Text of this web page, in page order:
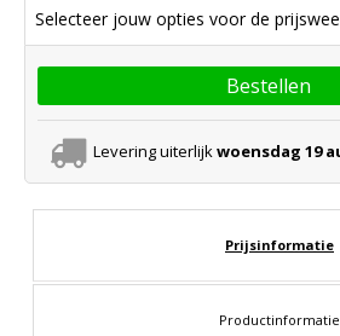
Selecteer jouw opties voor de
Bestellen
Levering uiterlijkwoensdag 19
Prijsinformatie
Productinformatie